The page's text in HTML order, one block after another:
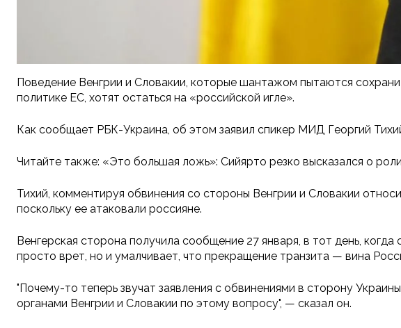
Поведение Венгрии и Словакии, которые шантажом пытаются
политике ЕС, хотят остаться на «российской игле».
Как сообщает РБК-Украина, об этом заявил спикер МИД Георгий
Читайте также: «Это большая ложь»: Сийярто резко высказался о
Тихий, комментируя обвинения со стороны Венгрии и Словакии
поскольку ее атаковали россияне.
Венгерская сторона получила сообщение 27 января, в тот день,
просто врет, но и умалчивает, что прекращение транзита — вина
"Почему-то теперь звучат заявления с обвинениями в сторону
органами Венгрии и Словакии по этому вопросу", — сказал он.